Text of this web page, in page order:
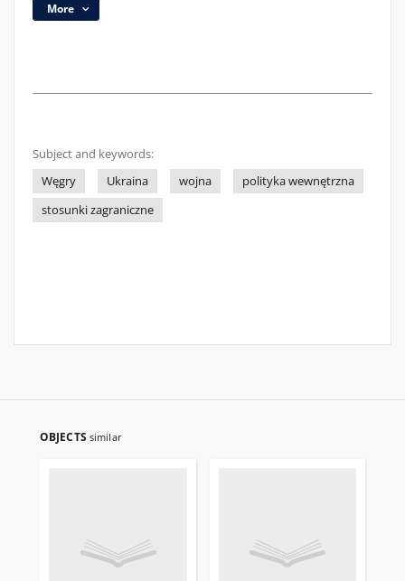
More
Subject and keywords:
Węgry
Ukraina wojna
polityka wewnętrzna
stosunki zagraniczne
OBJECTS similar